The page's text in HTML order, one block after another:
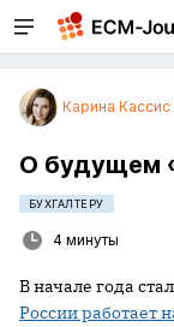
Карина Кассис
О будущем
БУХГАЛТЕРУ
4 минуты
В начале года
России работает